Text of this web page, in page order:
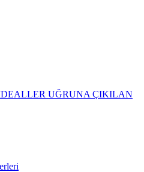
UĞRUNA ÇIKILAN